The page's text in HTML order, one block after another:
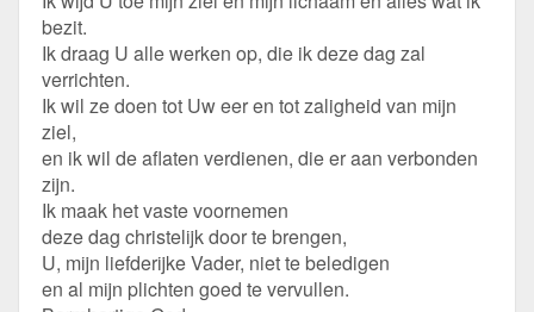
bezit.
Ik draag U alle werken op, die ik deze dag zal
verrichten.
Ik wil ze doen tot Uw eer en tot zaligheid van mijn
ziel,
en ik wil de aflaten verdienen, die er aan verbonden
zijn.
Ik maak het vaste voornemen
deze dag christelijk door te brengen,
U, mijn liefderijke Vader, niet te beledigen
en al mijn plichten goed te vervullen.